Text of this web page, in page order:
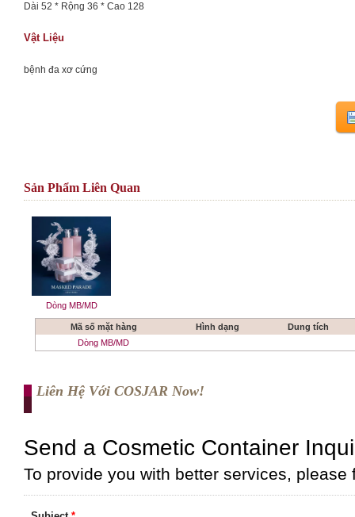
Dài 52 * Rộng 36 * Cao 128
Vật Liệu
bệnh đa xơ cứng
Sản Phẩm Liên Quan
Dòng MB/MD
Mã số mặt hàng Hình dạng
Dung tích
Dòng MB/MD
Liên Hệ Với COSJAR Now!